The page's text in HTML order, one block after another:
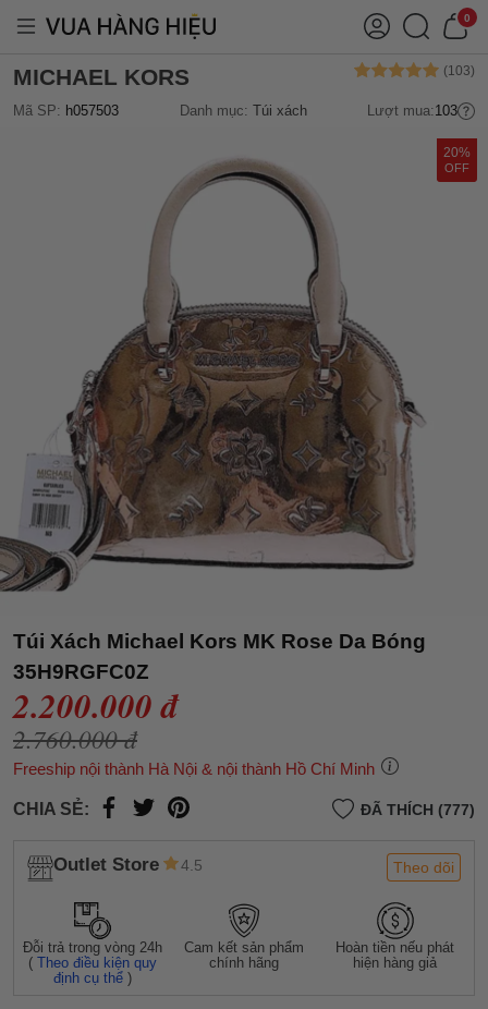
0
MICHAEL KORS
Mã SP: h057503 Danh mục: Túi xách Lượt mua:103
20%
OFF
Túi Xách Michael Kors MK Rose Da Bóng
35H9RGFC0Z
2.200.000 đ
2.760.000 đ
Freeship nội thành Hà Nội & nội thành Hồ Chí Minh
CHIA SẺ: ĐÃ THÍCH (777)
Outlet Store 4.5 Theo dõi
Đỗi trả trong vòng 24h
(Theo điều kiện quy
định cụ thể )
Cam kết sản phẩm
chính hãng
Hoàn tiền nếu phát
hiện hàng giả